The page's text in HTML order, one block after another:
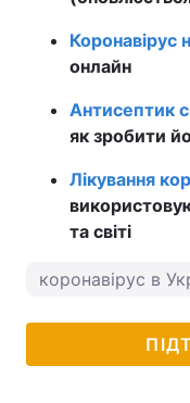
Коронавірус
онлайн
Антисептик
як зробити
Лікування
та світі
коронавірус в